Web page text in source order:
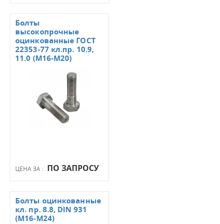
ЦЕНА ЗА : ПО ЗАПРОСУ
Болты
высокопрочные
оцинкованные ГОСТ
22353-77 кл.пр. 10.9,
11.0 (М16-М20)
Болты оцинкованные
кл. пр. 8.8, DIN 931
(М16-М24)